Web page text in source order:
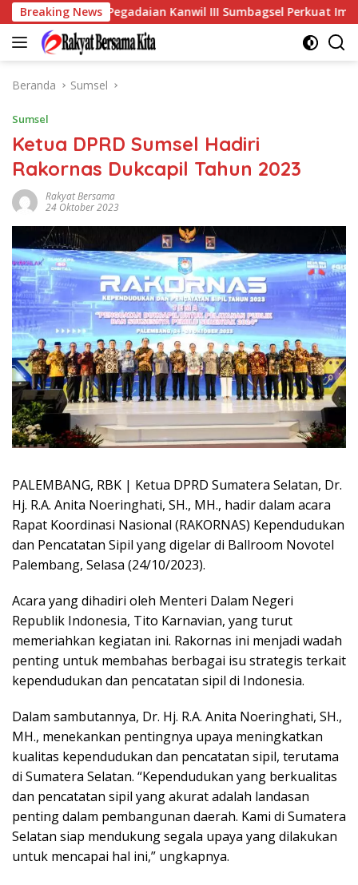
Langsung
ke
konten
Breaking NewsPegadaian Kanwil III Sumbagsel Perkuat
Beranda Sumsel
Sumsel
Ketua DPRD Sumsel Hadiri
Rakornas Dukcapil Tahun 2023
Rakyat Bersama
24 Oktober 2023
PALEMBANG, RBK | Ketua DPRD Sumatera Selatan, Dr.
Hj. R.A. Anita Noeringhati, SH., MH., hadir dalam acara
Rapat Koordinasi Nasional (RAKORNAS) Kependudukan
dan Pencatatan Sipil yang digelar di Ballroom Novotel
Palembang, Selasa (24/10/2023).
Acara yang dihadiri oleh Menteri Dalam Negeri
Republik Indonesia, Tito Karnavian, yang turut
memeriahkan kegiatan ini. Rakornas ini menjadi wadah
penting untuk membahas berbagai isu strategis terkait
kependudukan dan pencatatan sipil di Indonesia.
Dalam sambutannya, Dr. Hj. R.A. Anita Noeringhati, SH.,
MH., menekankan pentingnya upaya meningkatkan
kualitas kependudukan dan pencatatan sipil, terutama
di Sumatera Selatan. “Kependudukan yang berkualitas
dan pencatatan sipil yang akurat adalah landasan
penting dalam pembangunan daerah. Kami di Sumatera
Selatan siap mendukung segala upaya yang dilakukan
untuk mencapai hal ini,” ungkapnya.